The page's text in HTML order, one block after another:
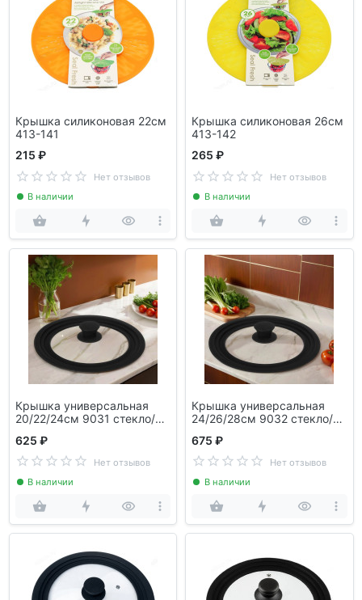
Крышка силиконовая 22см
413-141
215 ₽
Нет отзывов
В наличии
Крышка силиконовая 26см
413-142
265 ₽
Нет отзывов
В наличии
Крышка универсальная
20/22/24см 9031 стекло/
625 ₽
Нет отзывов
В наличии
Крышка универсальная
24/26/28см 9032 стекло/
675 ₽
Нет отзывов
В наличии